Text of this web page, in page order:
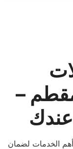
–
عندك
الخدمات لضمان